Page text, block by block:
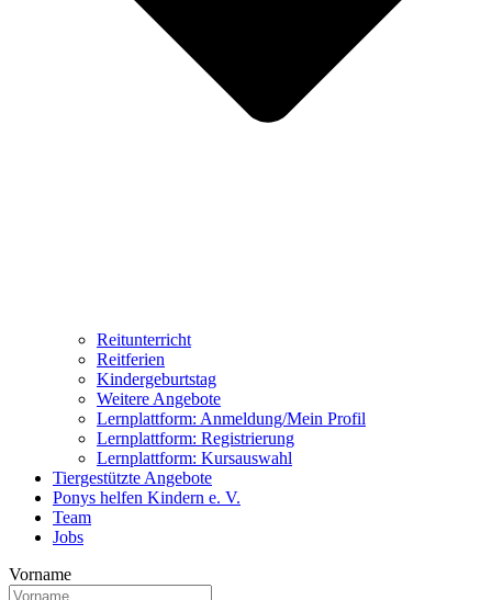
Reitunterricht
Reitferien
Kindergeburtstag
Weitere Angebote
Lernplattform: Anmeldung/Mein Profil
Lernplattform: Registrierung
Lernplattform: Kursauswahl
Tiergestützte Angebote
Ponys helfen Kindern e. V.
Team
Jobs
Vorname